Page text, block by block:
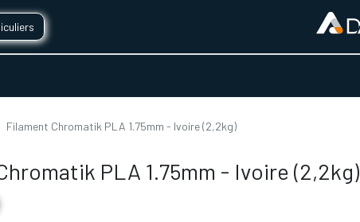
Filament Chromatik PLA 1.75mm - Ivoire (2,2kg)
PLA 1.75mm - Ivoire (2,2kg)